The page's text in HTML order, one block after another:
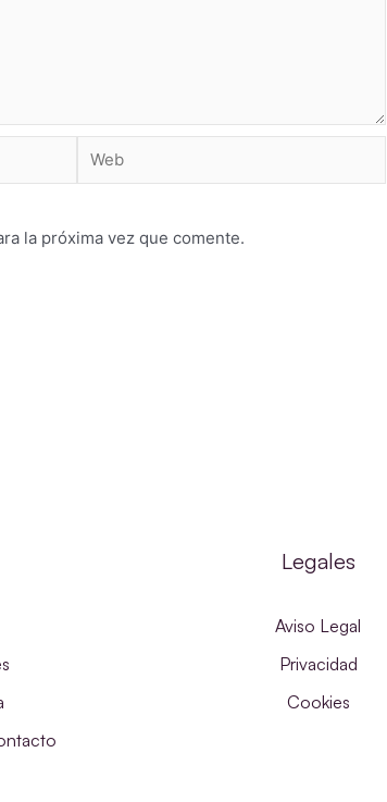
la próxima vez que comente.
Legales
Aviso Legal
Privacidad
Cookies